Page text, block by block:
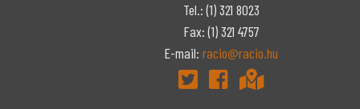
Tel.: (1) 321 8023
Fax: (1) 321 4757
E-mail: racio@racio.hu